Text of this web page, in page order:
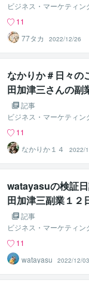
ビジネス・マーケティン
11
77タカ
2022/12/26
なかりか＃日々の
田加津三さんの副
記事
ビジネス・マーケティン
11
なかりか１４
2022/
watayasuの検証
田加津三副業１２
記事
ビジネス・マーケティン
11
watayasu
2022/12/03